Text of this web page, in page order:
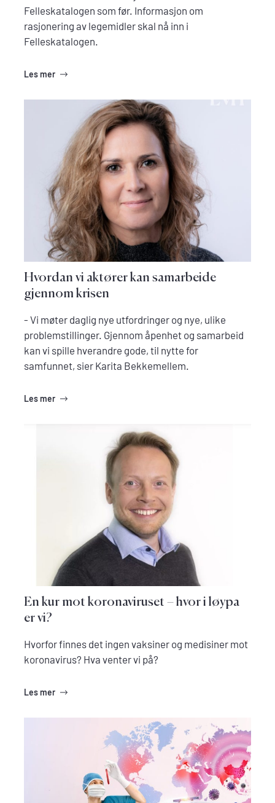
Felleskatalogen som før. Informasjon om
rasjonering av legemidler skal nå inn i
Felleskatalogen.
Les mer
Hvordan vi aktører kan samarbeide
gjennom krisen
- Vi møter daglig nye utfordringer og nye, ulike
problemstillinger. Gjennom åpenhet og samarbeid
kan vi spille hverandre gode, til nytte for
samfunnet, sier Karita Bekkemellem.
Les mer
En kur mot koronaviruset – hvor i løypa
er vi?
Hvorfor finnes det ingen vaksiner og medisiner mot
koronavirus? Hva venter vi på?
Les mer